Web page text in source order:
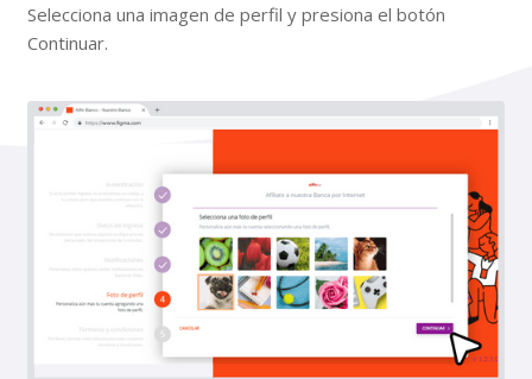
Selecciona una imagen de perfil y presiona el botón
Continuar.